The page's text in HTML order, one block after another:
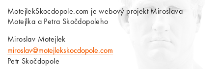
MotejlekSkocdopole.com je webový projekt Miroslava
Motejlka a Petra Skočdopoleho
Miroslav Motejlek
miroslav@motejlekskocdopole.com
Petr Skočdopole